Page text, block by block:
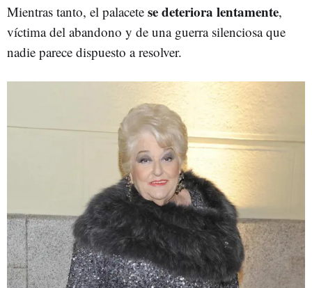
Mientras tanto, el palacete se deteriora lentamente,
víctima del abandono y de una guerra silenciosa que
nadie parece dispuesto a resolver.